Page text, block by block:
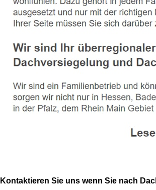
Kontaktieren Sie uns wenn Sie nach